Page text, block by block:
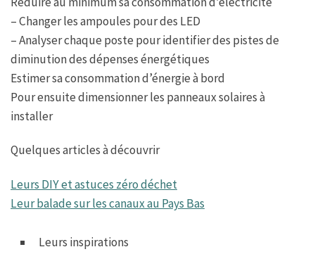
– Changer les ampoules pour des LED
– Analyser chaque poste pour identifier des pistes de
diminution des dépenses énergétiques
Estimer sa consommation d’énergie à bord
Pour ensuite dimensionner les panneaux solaires à
installer
Quelques articles à découvrir
Leurs DIY et astuces zéro déchet
Leur balade sur les canaux au Pays Bas
Leurs inspirations